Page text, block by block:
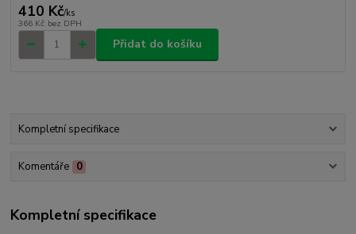
410 Kč/ks
366 Kč bez DPH
Přidat do košíku
Kompletní specifikace
Komentáře 0
Kompletní specifikace